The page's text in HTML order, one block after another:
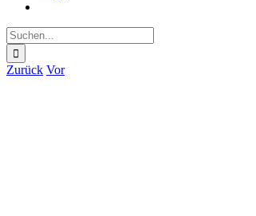
Suche
nach:
Zurück Vor